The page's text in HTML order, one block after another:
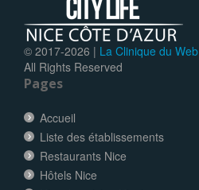
© 2017-2026 | La Clinique du Web
All Rights Reserved
Pages
Accueil
Liste des établissements
Restaurants Nice
Hôtels Nice